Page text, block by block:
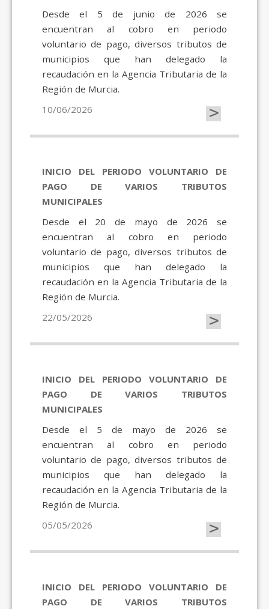
Desde el 5 de junio de 2026 se
encuentran al cobro en periodo
voluntario de pago, diversos tributos de
municipios que han delegado la
recaudación en la Agencia Tributaria de la
Región de Murcia.
10/06/2026
>
INICIO DEL PERIODO VOLUNTARIO DE
PAGO DE VARIOS TRIBUTOS
MUNICIPALES
Desde el 20 de mayo de 2026 se
encuentran al cobro en periodo
voluntario de pago, diversos tributos de
municipios que han delegado la
recaudación en la Agencia Tributaria de la
Región de Murcia.
22/05/2026
>
INICIO DEL PERIODO VOLUNTARIO DE
PAGO DE VARIOS TRIBUTOS
MUNICIPALES
Desde el 5 de mayo de 2026 se
encuentran al cobro en periodo
voluntario de pago, diversos tributos de
municipios que han delegado la
recaudación en la Agencia Tributaria de la
Región de Murcia.
05/05/2026
>
INICIO DEL PERIODO VOLUNTARIO DE
PAGO DE VARIOS TRIBUTOS